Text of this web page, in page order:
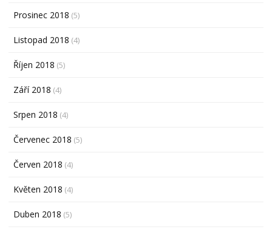
Prosinec 2018 (5)
Listopad 2018 (4)
Říjen 2018 (5)
Září 2018 (4)
Srpen 2018 (4)
Červenec 2018 (5)
Červen 2018 (4)
Květen 2018 (4)
Duben 2018 (5)